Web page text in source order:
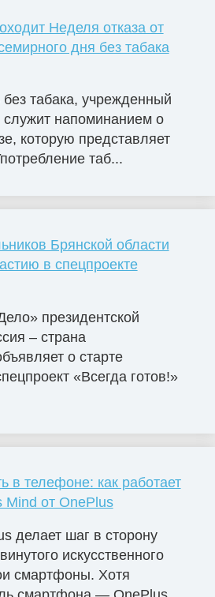
Неделя отказа от
дня без табака
табака, учрежденный
напоминанием о
которую представляет
таб...
Брянской области
в спецпроекте
президентской
– страна
о старте
«Всегда готов!»
в телефоне: как работает
от OnePlus
делает шаг в сторону
искусственного
смартфоны. Хотя